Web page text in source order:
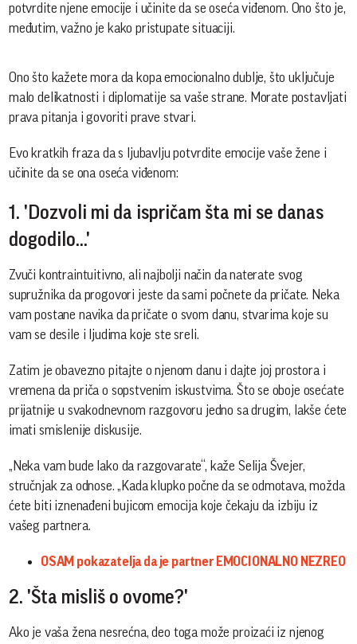
potvrdite njene emocije i učinite da se oseća viđenom. Ono što je,
međutim, važno je kako pristupate situaciji.
Ono što kažete mora da kopa emocionalno dublje, što uključuje
malo delikatnosti i diplomatije sa vaše strane. Morate postavljati
prava pitanja i govoriti prave stvari.
Evo kratkih fraza da s ljubavlju potvrdite emocije vaše žene i
učinite da se ona oseća viđenom:
1. 'Dozvoli mi da ispričam šta mi se danas
dogodilo...'
Zvuči kontraintuitivno, ali najbolji način da naterate svog
supružnika da progovori jeste da sami počnete da pričate. Neka
vam postane navika da pričate o svom danu, stvarima koje su
vam se desile i ljudima koje ste sreli.
Zatim je obavezno pitajte o njenom danu i dajte joj prostora i
vremena da priča o sopstvenim iskustvima. Što se oboje osećate
prijatnije u svakodnevnom razgovoru jedno sa drugim, lakše ćete
imati smislenije diskusije.
„Neka vam bude lako da razgovarate“, kaže Selija Švejer,
stručnjak za odnose. „Kada klupko počne da se odmotava, možda
ćete biti iznenađeni bujicom emocija koje čekaju da izbiju iz
vašeg partnera.
OSAM pokazatelja da je partner EMOCIONALNO NEZREO
2. 'Šta misliš o ovome?'
Ako je vaša žena nesrećna, deo toga može proizaći iz njenog